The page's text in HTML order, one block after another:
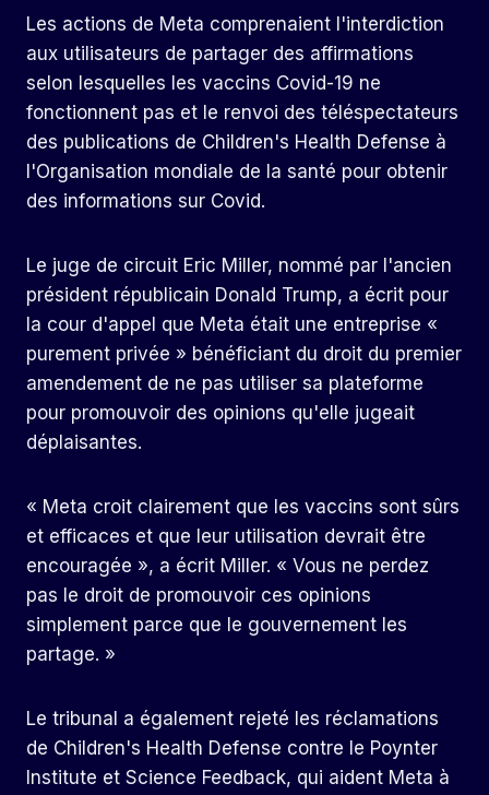
Les actions de Meta comprenaient l'interdiction
aux utilisateurs de partager des affirmations
selon lesquelles les vaccins Covid-19 ne
fonctionnent pas et le renvoi des téléspectateurs
des publications de Children's Health Defense à
l'Organisation mondiale de la santé pour obtenir
des informations sur Covid.
Le juge de circuit Eric Miller, nommé par l'ancien
président républicain Donald Trump, a écrit pour
la cour d'appel que Meta était une entreprise «
purement privée » bénéficiant du droit du premier
amendement de ne pas utiliser sa plateforme
pour promouvoir des opinions qu'elle jugeait
déplaisantes.
« Meta croit clairement que les vaccins sont sûrs
et efficaces et que leur utilisation devrait être
encouragée », a écrit Miller. « Vous ne perdez
pas le droit de promouvoir ces opinions
simplement parce que le gouvernement les
partage. »
Le tribunal a également rejeté les réclamations
de Children's Health Defense contre le Poynter
Institute et Science Feedback, qui aident Meta à